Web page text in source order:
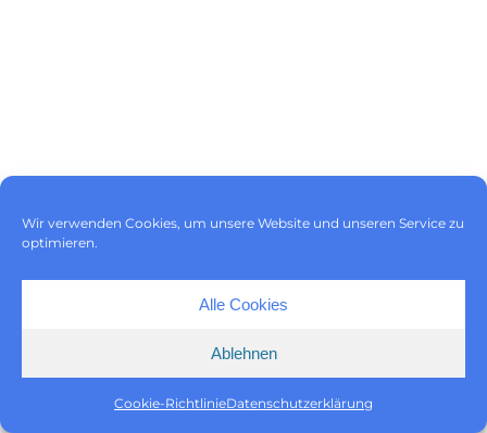
Wir verwenden Cookies, um unsere Website und unseren Service zu
optimieren.
Alle Cookies
Ablehnen
Cookie-RichtlinieDatenschutzerklärung
Cookie-Richtlinie (EU)